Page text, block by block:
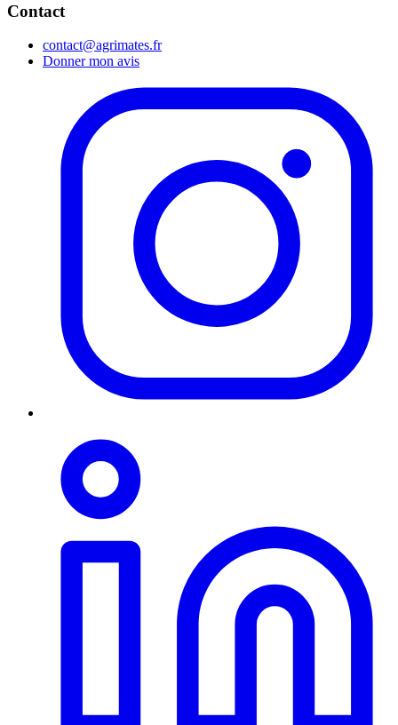
Contact
contact@agrimates.fr
Donner mon avis